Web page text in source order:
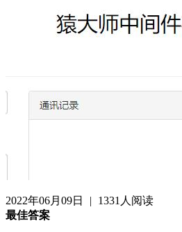
2022年06月09日 |
1331人阅读
最佳答案